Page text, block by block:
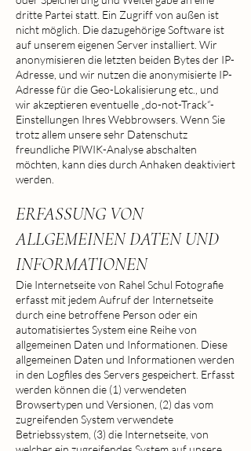
dritte Partei statt. Ein Zugriff von außen ist
nicht möglich. Die dazugehörige Software ist
auf unserem eigenen Server installiert. Wir
anonymisieren die letzten beiden Bytes der IP-
Adresse, und wir nutzen die anonymisierte IP-
Adresse für die Geo-Lokalisierung etc., und
wir akzeptieren eventuelle „do-not-Track“-
Einstellungen Ihres Webbrowsers. Wenn Sie
trotz allem unsere sehr Datenschutz
freundliche PIWIK-Analyse abschalten
möchten, kann dies durch Anhaken deaktiviert
werden.
ERFASSUNG VON
ALLGEMEINEN DATEN UND
INFORMATIONEN
Die Internetseite von Rahel Schul Fotografie
erfasst mit jedem Aufruf der Internetseite
durch eine betroffene Person oder ein
automatisiertes System eine Reihe von
allgemeinen Daten und Informationen. Diese
allgemeinen Daten und Informationen werden
in den Logfiles des Servers gespeichert. Erfasst
werden können die (1) verwendeten
Browsertypen und Versionen, (2) das vom
zugreifenden System verwendete
Betriebssystem, (3) die Internetseite, von